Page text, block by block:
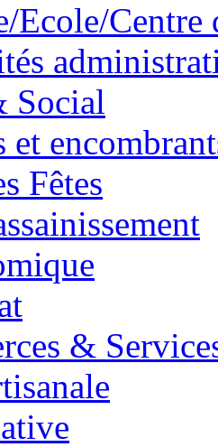
Ecole/Centre
Social
et
Fêtes
&